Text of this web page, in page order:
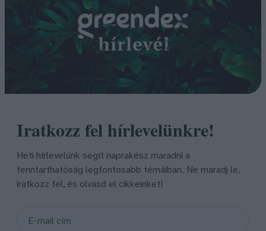
Iratkozz fel hírlevelünkre!
Heti hírlevelünk segít naprakész maradni a
fenntarthatóság legfontosabb témáiban. Ne maradj le,
iratkozz fel, és olvasd el cikkeinket!